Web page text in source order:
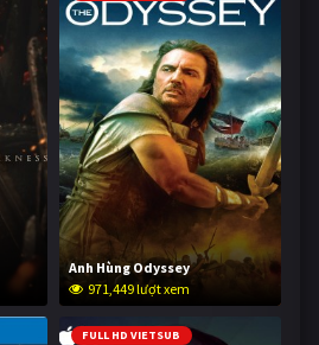
Anh Hùng Odyssey
971,449 lượt xem
FULL HD VIETSUB